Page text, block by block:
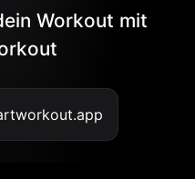
Workout mit